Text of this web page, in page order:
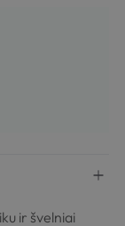
ir švelniai